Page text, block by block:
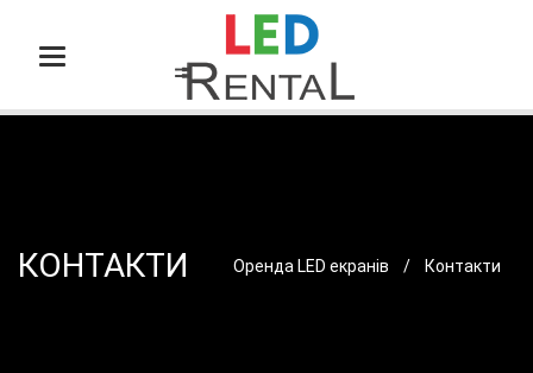
Toggle navigation
КОНТАКТИ Оренда LED екранів Контакти